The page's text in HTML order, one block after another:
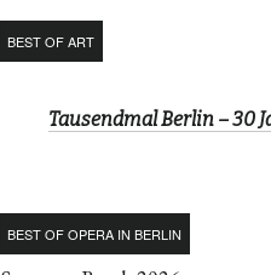
BEST OF ART
Tausendmal Berlin – 30
BEST OF OPERA IN BERLIN